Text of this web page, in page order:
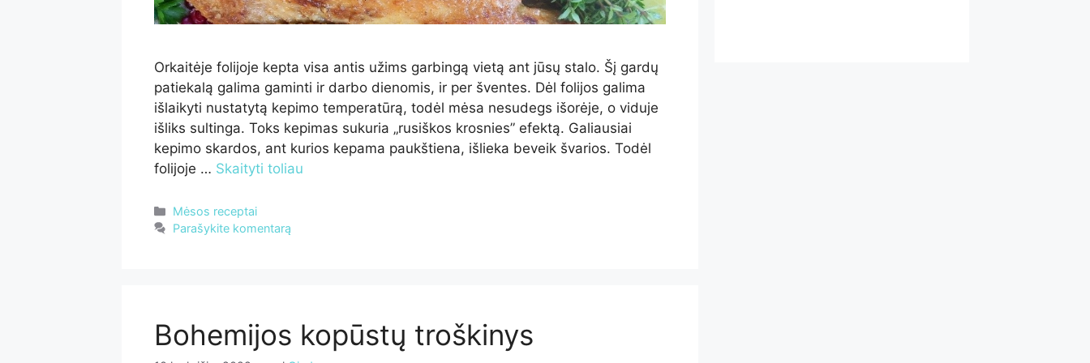
Orkaitėje folijoje kepta visa antis užims garbingą vietą ant jūsų stalo. Šį gardų
patiekalą galima gaminti ir darbo dienomis, ir per šventes. Dėl folijos galima
išlaikyti nustatytą kepimo temperatūrą, todėl mėsa nesudegs išorėje, o viduje
išliks sultinga. Toks kepimas sukuria „rusiškos krosnies” efektą. Galiausiai
kepimo skardos, ant kurios kepama paukštiena, išlieka beveik švarios. Todėl
folijoje … Skaityti toliau
Kategorijos
Mėsos receptai
Parašykite komentarą
Bohemijos kopūstų troškinys